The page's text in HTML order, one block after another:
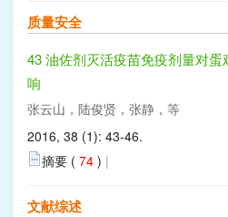
质量安全
43 油佐剂灭活疫苗免疫剂量对
响
张云山，陆俊贤，张静，等
2016, 38 (1): 43-46.
摘要 ( 74 ) |
文献综述